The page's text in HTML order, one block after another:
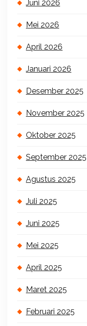
Juni 2026
Mei 2026
April 2026
Januari 2026
Desember 2025
November 2025
Oktober 2025
September 2025
Agustus 2025
Juli 2025
Juni 2025
Mei 2025
April 2025
Maret 2025
Februari 2025